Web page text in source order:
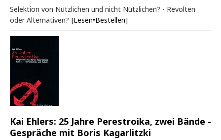
Selektion von Nützlichen und nicht Nützlichen? - Revolten
oder Alternativen? [Lesen•Bestellen]
Kai Ehlers: 25 Jahre Perestroika, zwei Bände -
Gespräche mit Boris Kagarlitzki